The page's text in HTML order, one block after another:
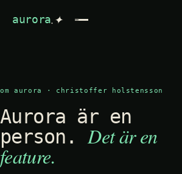
aurora.✦
om aurora · christoffer holstensson
Aurora är en
person.Det är en
feature.